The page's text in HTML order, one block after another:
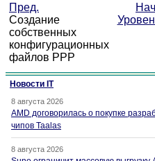
Пред.
Создание
собственных
конфигурационных
файлов PPP
Новости IT
8 августа 2026
AMD договорилась о покупке
чипов Taalas
8 августа 2026